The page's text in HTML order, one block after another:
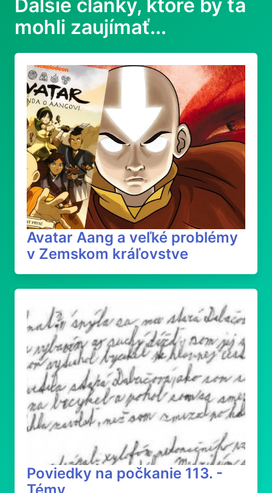
Ďalšie články, ktoré by ťa
mohli zaujímať...
Avatar Aang a veľké problémy
v Zemskom kráľovstve
Poviedky na počkanie 113. -